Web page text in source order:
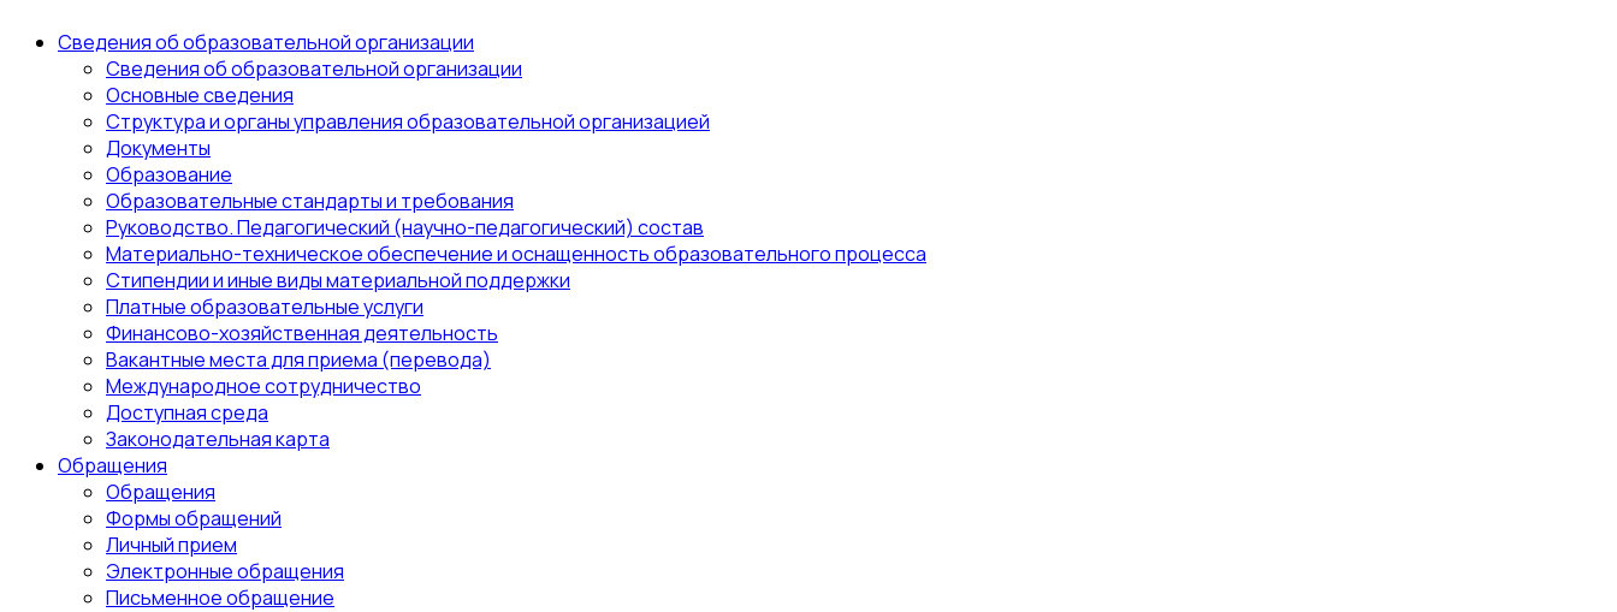
Сведения об образовательной организации
Сведения об образовательной организации
Основные сведения
Структура и органы управления образовательной организацией
Документы
Образование
Образовательные стандарты и требования
Руководство. Педагогический (научно-педагогический) состав
Материально-техническое обеспечение и оснащенность образовательного процесса
Стипендии и иные виды материальной поддержки
Платные образовательные услуги
Финансово-хозяйственная деятельность
Вакантные места для приема (перевода)
Международное сотрудничество
Доступная среда
Законодательная карта
Обращения
Обращения
Формы обращений
Личный прием
Электронные обращения
Письменное обращение